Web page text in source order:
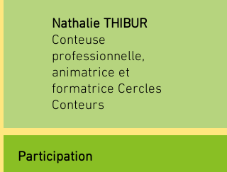
Nathalie THIBUR
Conteuse
professionnelle,
animatrice et
formatrice Cercles
Conteurs
Participation